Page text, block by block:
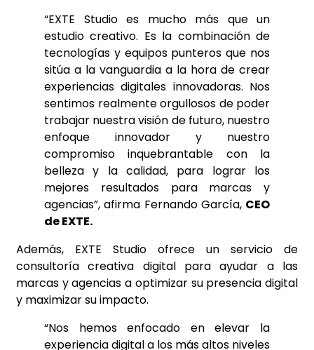
“EXTE Studio es mucho más que un
estudio creativo. Es la combinación de
tecnologías y equipos punteros que nos
sitúa a la vanguardia a la hora de crear
experiencias digitales innovadoras. Nos
sentimos realmente orgullosos de poder
trabajar nuestra visión de futuro, nuestro
enfoque innovador y nuestro
compromiso inquebrantable con la
belleza y la calidad, para lograr los
mejores resultados para marcas y
agencias”, afirma Fernando García, CEO
de EXTE.
Además, EXTE Studio ofrece un servicio de
consultoría creativa digital para ayudar a las
marcas y agencias a optimizar su presencia digital
y maximizar su impacto.
“Nos hemos enfocado en elevar la
experiencia digital a los más altos niveles